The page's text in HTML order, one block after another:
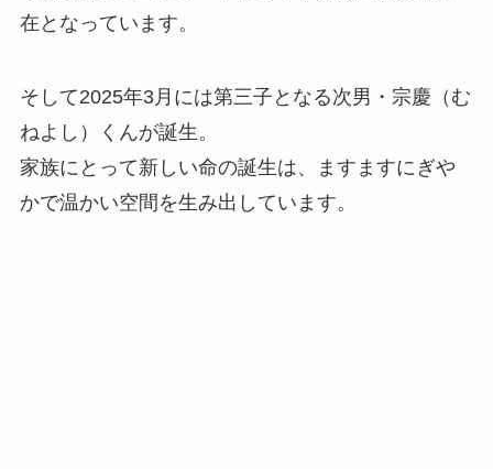
在となっています。
そして2025年3月には第三子となる次男・宗慶（む
ねよし）くんが誕生。
家族にとって新しい命の誕生は、ますますにぎや
かで温かい空間を生み出しています。